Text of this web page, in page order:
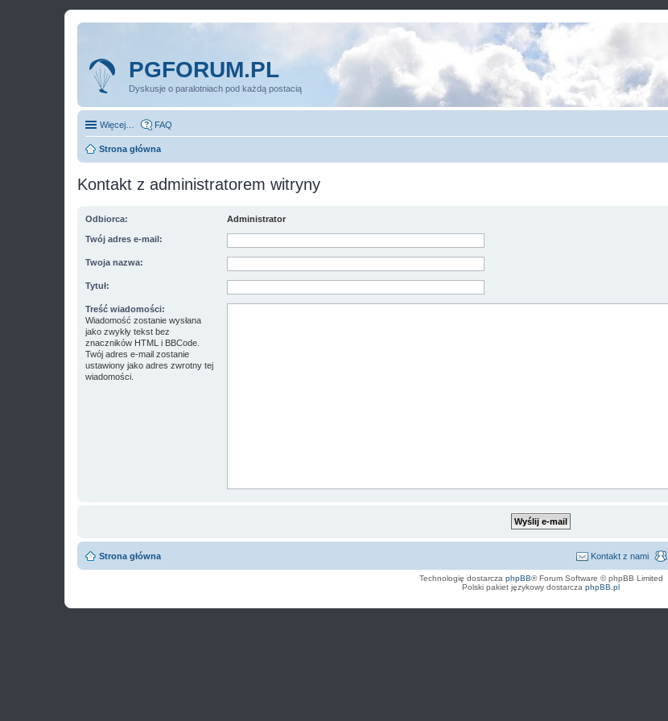
PGFORUM.PL
Dyskusje o paralotniach pod każdą postacią
Więcej… FAQ
Strona główna
Kontakt z administratorem witryny
Odbiorca: Administrator
Twój adres e-mail:
Twoja nazwa:
Tytuł:
Treść wiadomości:
Wiadomość zostanie wysłana
jako zwykły tekst bez
znaczników HTML i BBCode.
Twój adres e-mail zostanie
ustawiony jako adres zwrotny tej
wiadomości.
Strona główna Kontakt z nami
Technologię dostarcza phpBB® Forum Software © phpBB Limited
Polski pakiet językowy dostarcza phpBB.pl